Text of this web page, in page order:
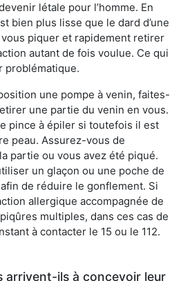
létale pour l’homme. En
bien plus lisse que le dard d’une
piquer et rapidement retirer
autant de fois voulue. Ce qui
problématique.
une pompe à venin, faites-
une partie du venin en vous.
pince à épiler si toutefois il est
peau. Assurez-vous de
partie ou vous avez été piqué.
un glaçon ou une poche de
de réduire le gonflement. Si
allergique accompagnée de
multiples, dans ces cas de
à contacter le 15 ou le 112.
arrivent-ils à concevoir leur